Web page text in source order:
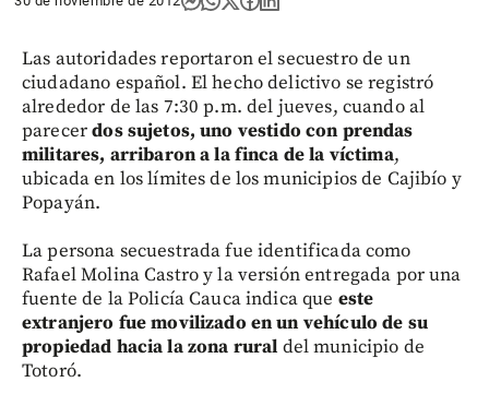
Las autoridades reportaron el secuestro de un
ciudadano español. El hecho delictivo se registró
alrededor de las 7:30 p.m. del jueves, cuando al
parecerdos sujetos, uno vestido con prendas
militares, arribaron a la finca de la víctima,
ubicada en los límites de los municipios de Cajibío y
Popayán.
La persona secuestrada fue identificada como
Rafael Molina Castro y la versión entregada por una
fuente de la Policía Cauca indica que este
extranjero fue movilizado en un vehículo de su
propiedad hacia la zona rural del municipio de
Totoró.